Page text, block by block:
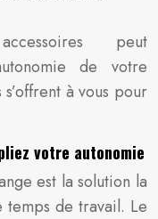
peut
de votre
à vous pour
votre autonomie
est la solution la
de travail. Le